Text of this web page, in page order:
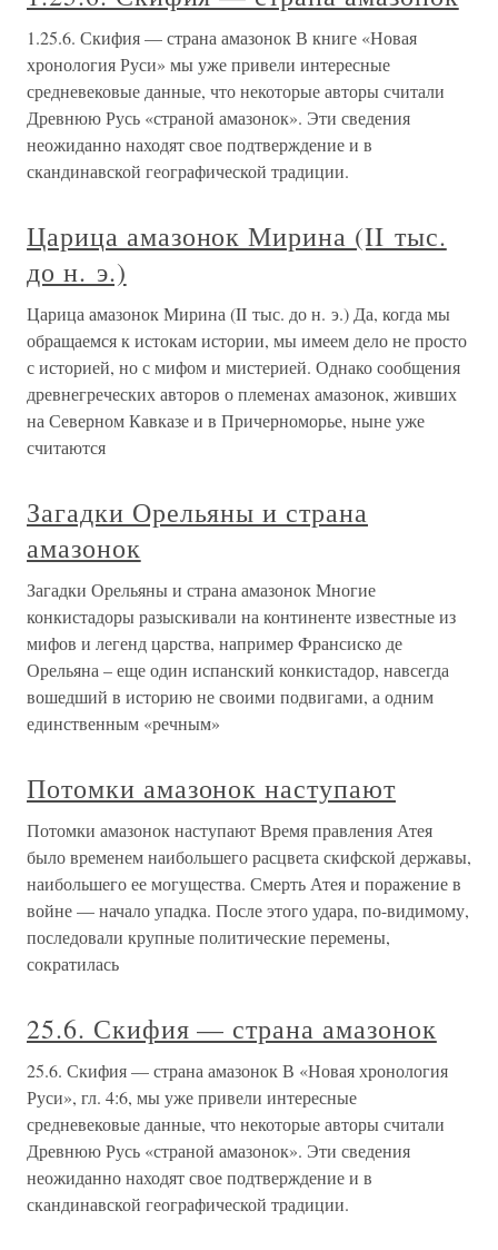
1.25.6. Скифия — страна амазонок В книге «Новая
хронология Руси» мы уже привели интересные
средневековые данные, что некоторые авторы считали
Древнюю Русь «страной амазонок». Эти сведения
неожиданно находят свое подтверждение и в
скандинавской географической традиции.
Царица амазонок Мирина (II тыс.
до н. э.)
Царица амазонок Мирина (II тыс. до н. э.) Да, когда мы
обращаемся к истокам истории, мы имеем дело не просто
с историей, но с мифом и мистерией. Однако сообщения
древнегреческих авторов о племенах амазонок, живших
на Северном Кавказе и в Причерноморье, ныне уже
считаются
Загадки Орельяны и страна
амазонок
Загадки Орельяны и страна амазонок Многие
конкистадоры разыскивали на континенте известные из
мифов и легенд царства, например Франсиско де
Орельяна – еще один испанский конкистадор, навсегда
вошедший в историю не своими подвигами, а одним
единственным «речным»
Потомки амазонок наступают
Потомки амазонок наступают Время правления Атея
было временем наибольшего расцвета скифской державы,
наибольшего ее могущества. Смерть Атея и поражение в
войне — начало упадка. После этого удара, по-видимому,
последовали крупные политические перемены,
сократилась
25.6. Скифия — страна амазонок
25.6. Скифия — страна амазонок В «Новая хронология
Руси», гл. 4:6, мы уже привели интересные
средневековые данные, что некоторые авторы считали
Древнюю Русь «страной амазонок». Эти сведения
неожиданно находят свое подтверждение и в
скандинавской географической традиции.